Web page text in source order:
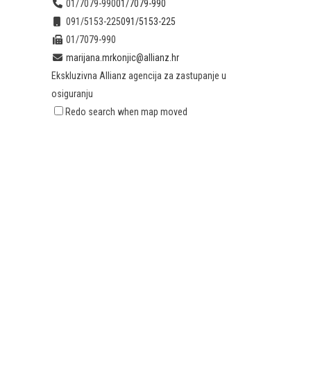
01/7079-99001/7079-990
091/5153-225091/5153-225
01/7079-990
marijana.mrkonjic@allianz.hr
Ekskluzivna Allianz agencija za zastupanje u
osiguranju
Redo search when map moved